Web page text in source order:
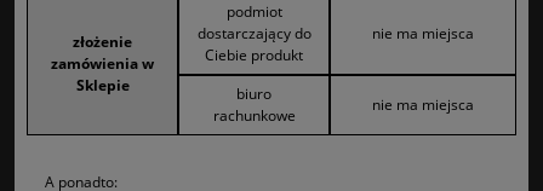
złożenie
zamówienia w
Sklepie
podmiot
dostarczający do
Ciebie produkt
nie ma miejsca
biuro
rachunkowe
nie ma miejsca
A ponadto: